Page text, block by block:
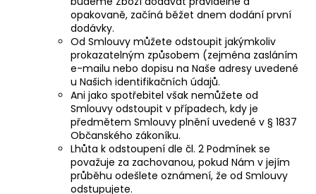
opakovaně, začíná běžet dnem dodání první
dodávky.
Od Smlouvy můžete odstoupit jakýmkoliv
prokazatelným způsobem (zejména zasláním
e-mailu nebo dopisu na Naše adresy uvedené
u Našich identifikačních údajů.
Ani jako spotřebitel však nemůžete od
Smlouvy odstoupit v případech, kdy je
předmětem Smlouvy plnění uvedené v § 1837
Občanského zákoníku.
Lhůta k odstoupení dle čl. 2 Podmínek se
považuje za zachovanou, pokud Nám v jejím
průběhu odešlete oznámení, že od Smlouvy
odstupujete.